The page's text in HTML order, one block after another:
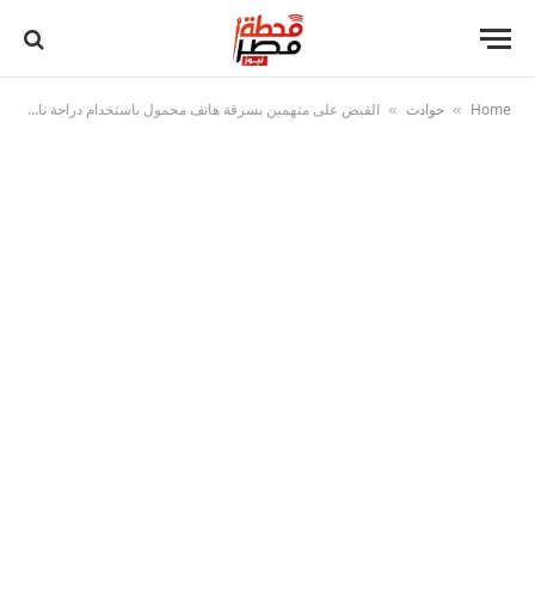
Home
» حوادث » القبض على متهمين بسرقة هاتف محمول باستخدام دراجة نارية بالقاهرة